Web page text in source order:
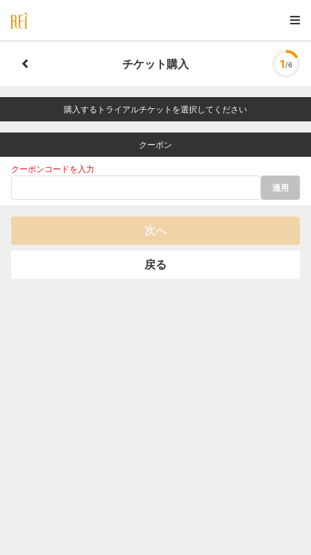
チケット購入 1 /6
購入するトライアルチケットを選択してください
クーポン
クーポンコードを入力
適用
次へ
戻る